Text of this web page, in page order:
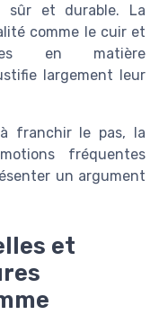
sûr et durable. La
comme le cuir et
en matière
largement leur
franchir le pas, la
fréquentes
un argument
et